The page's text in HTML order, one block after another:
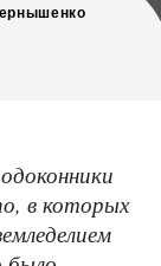
в которых